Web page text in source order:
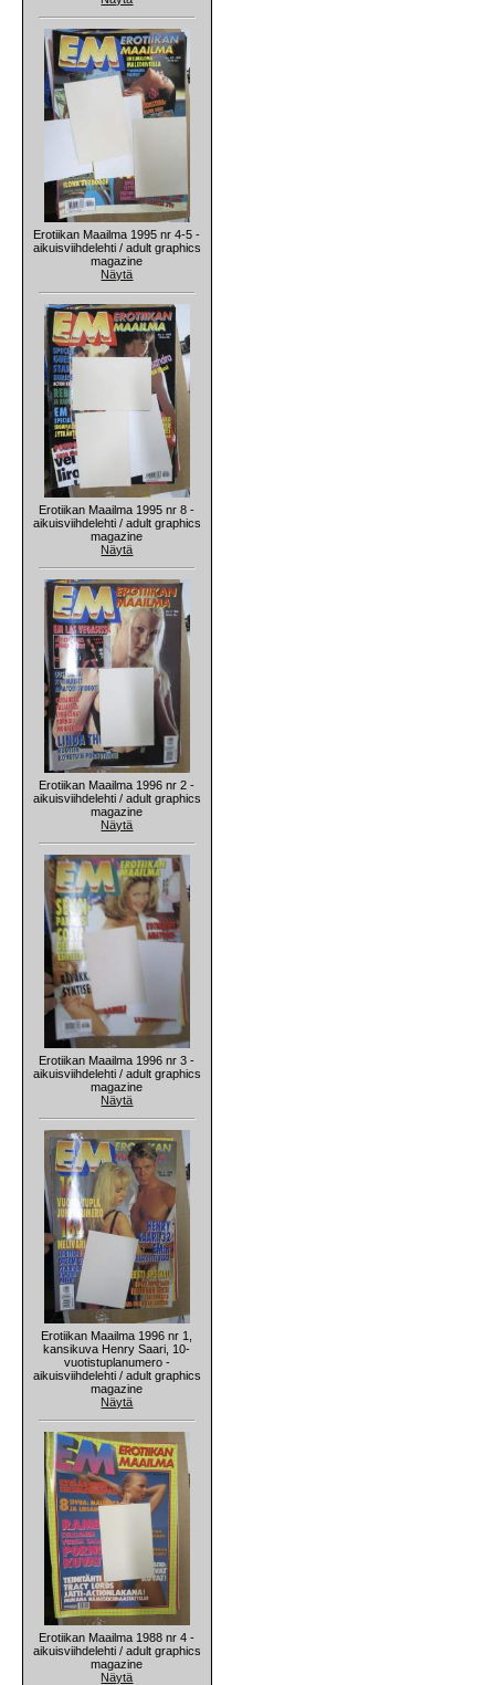
Erotiikan Maailma 1995 nr 4-5 -
aikuisviihdelehti / adult graphics
magazine
Näytä
Erotiikan Maailma 1995 nr 8 -
aikuisviihdelehti / adult graphics
magazine
Näytä
Erotiikan Maailma 1996 nr 2 -
aikuisviihdelehti / adult graphics
magazine
Näytä
Erotiikan Maailma 1996 nr 3 -
aikuisviihdelehti / adult graphics
magazine
Näytä
Erotiikan Maailma 1996 nr 1,
kansikuva Henry Saari, 10-
vuotistuplanumero -
aikuisviihdelehti / adult graphics
magazine
Näytä
Erotiikan Maailma 1988 nr 4 -
aikuisviihdelehti / adult graphics
magazine
Näytä